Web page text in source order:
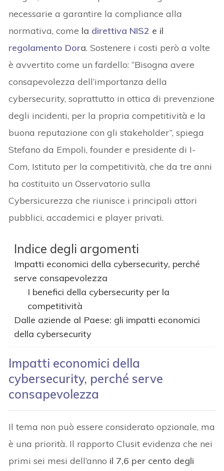
necessarie a garantire la compliance alla
normativa, come la direttiva NIS2 e il
regolamento Dora. Sostenere i costi però a volte
è avvertito come un fardello: “Bisogna avere
consapevolezza dell’importanza della
cybersecurity, soprattutto in ottica di prevenzione
degli incidenti, per la propria competitività e la
buona reputazione con gli stakeholder”, spiega
Stefano da Empoli, founder e presidente di I-
Com, Istituto per la competitività, che da tre anni
ha costituito un Osservatorio sulla
Cybersicurezza che riunisce i principali attori
pubblici, accademici e player privati.
Indice degli argomenti
Impatti economici della cybersecurity, perché
serve consapevolezza
I benefici della cybersecurity per la
competitività
Dalle aziende al Paese: gli impatti economici
della cybersecurity
Impatti economici della
cybersecurity, perché serve
consapevolezza
Il tema non può essere considerato opzionale, ma
è una priorità. Il rapporto Clusit evidenza che nei
primi sei mesi dell’anno il 7,6 per cento degli